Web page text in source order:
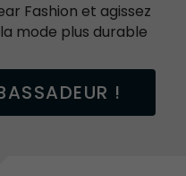
Fashion et agissez
mode plus durable
!